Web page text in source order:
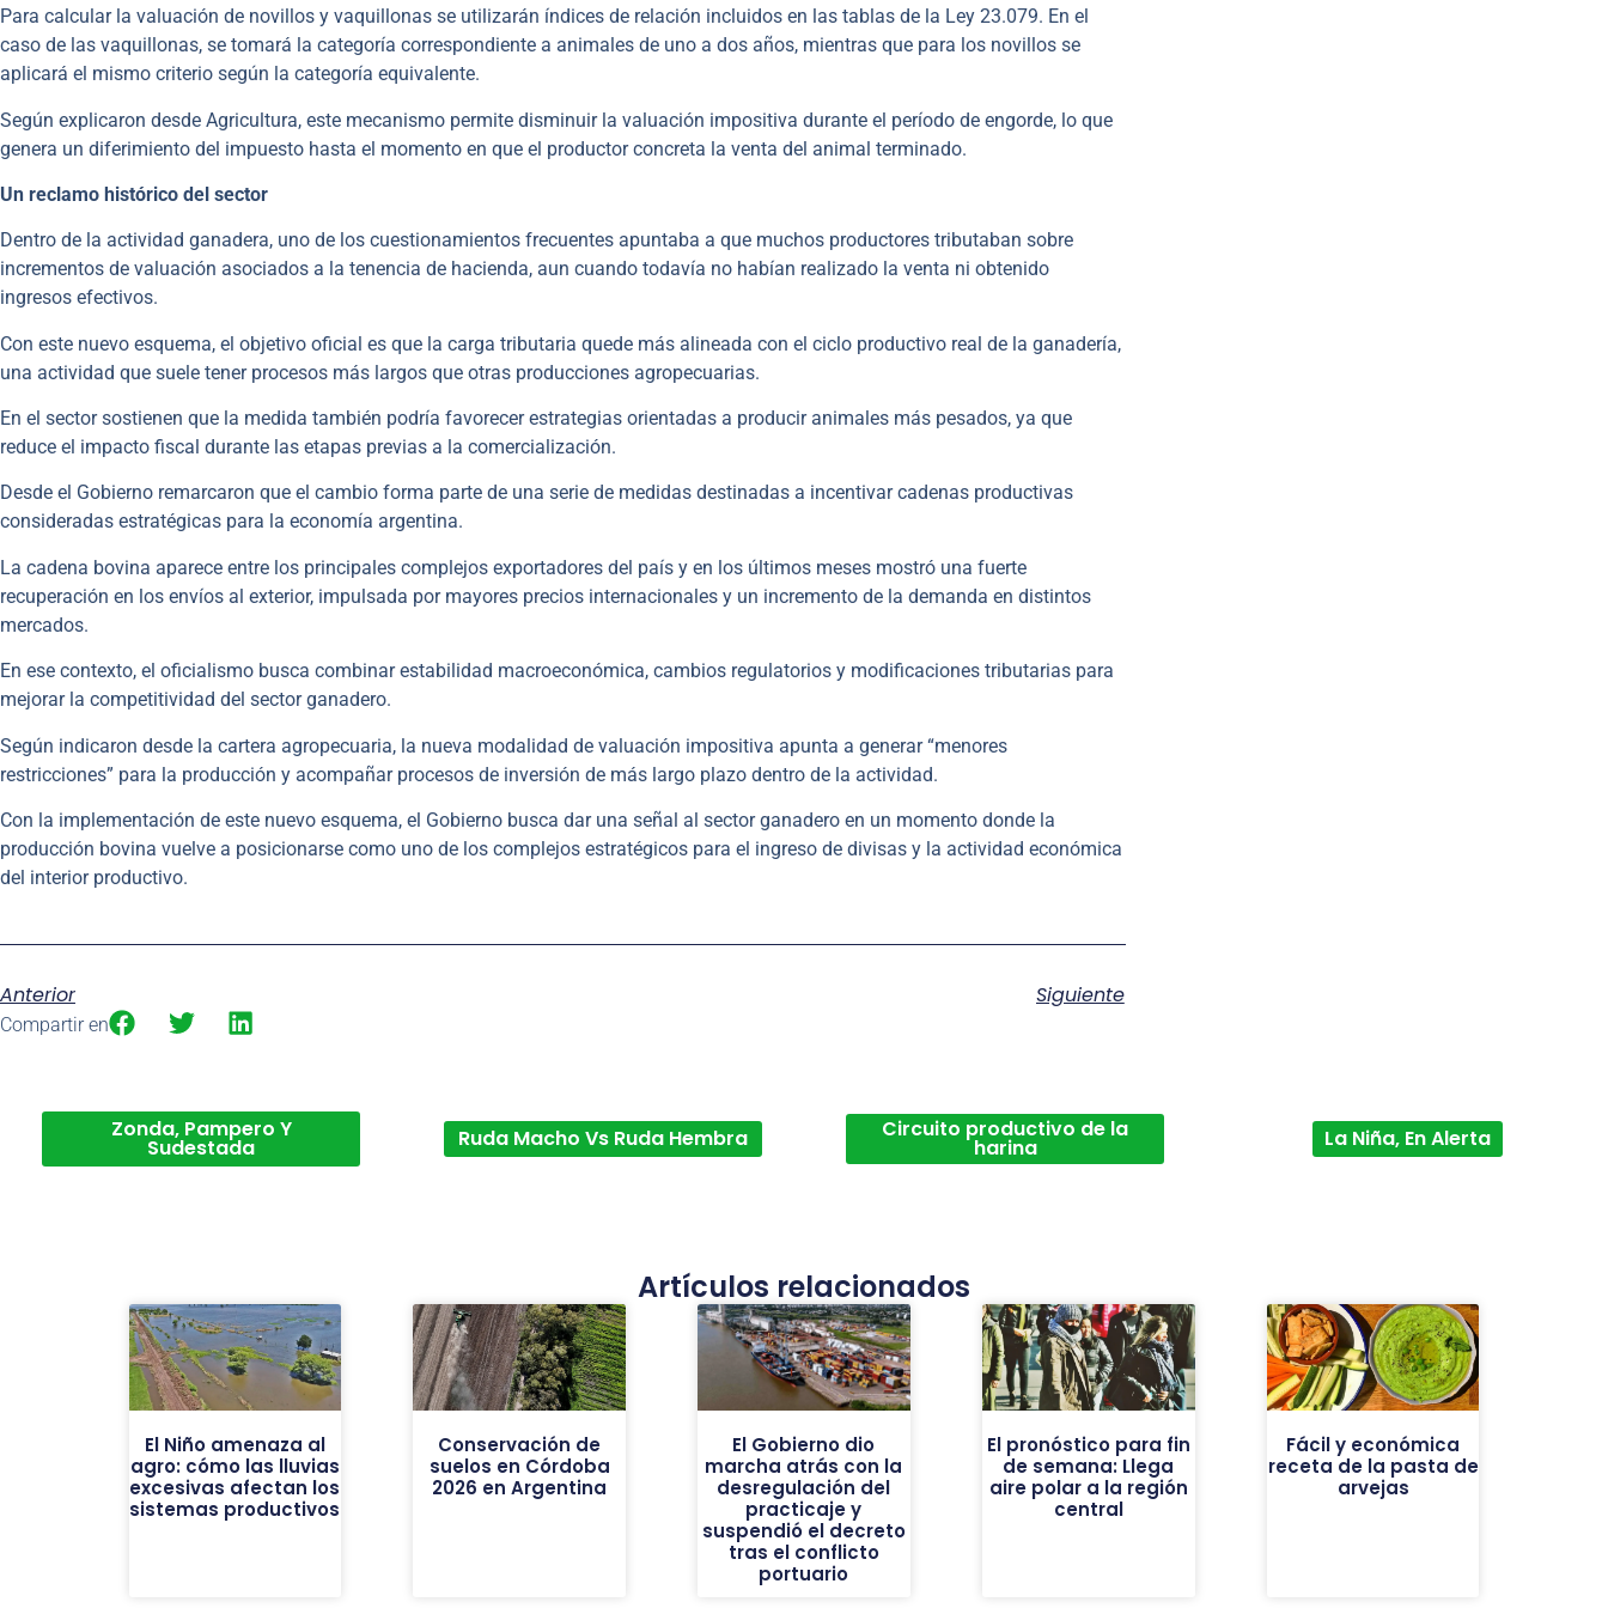
Para calcular la valuación de novillos y vaquillonas se utilizarán índices de relación incluidos en las tablas de la Ley 23.079. En el
caso de las vaquillonas, se tomará la categoría correspondiente a animales de uno a dos años, mientras que para los novillos se
aplicará el mismo criterio según la categoría equivalente.
Según explicaron desde Agricultura, este mecanismo permite disminuir la valuación impositiva durante el período de engorde, lo que
genera un diferimiento del impuesto hasta el momento en que el productor concreta la venta del animal terminado.
Un reclamo histórico del sector
Dentro de la actividad ganadera, uno de los cuestionamientos frecuentes apuntaba a que muchos productores tributaban sobre
incrementos de valuación asociados a la tenencia de hacienda, aun cuando todavía no habían realizado la venta ni obtenido
ingresos efectivos.
Con este nuevo esquema, el objetivo oficial es que la carga tributaria quede más alineada con el ciclo productivo real de la ganadería,
una actividad que suele tener procesos más largos que otras producciones agropecuarias.
En el sector sostienen que la medida también podría favorecer estrategias orientadas a producir animales más pesados, ya que
reduce el impacto fiscal durante las etapas previas a la comercialización.
Desde el Gobierno remarcaron que el cambio forma parte de una serie de medidas destinadas a incentivar cadenas productivas
consideradas estratégicas para la economía argentina.
La cadena bovina aparece entre los principales complejos exportadores del país y en los últimos meses mostró una fuerte
recuperación en los envíos al exterior, impulsada por mayores precios internacionales y un incremento de la demanda en distintos
mercados.
En ese contexto, el oficialismo busca combinar estabilidad macroeconómica, cambios regulatorios y modificaciones tributarias para
mejorar la competitividad del sector ganadero.
Según indicaron desde la cartera agropecuaria, la nueva modalidad de valuación impositiva apunta a generar “menores
restricciones” para la producción y acompañar procesos de inversión de más largo plazo dentro de la actividad.
Con la implementación de este nuevo esquema, el Gobierno busca dar una señal al sector ganadero en un momento donde la
producción bovina vuelve a posicionarse como uno de los complejos estratégicos para el ingreso de divisas y la actividad económica
del interior productivo.
Anterior Siguiente
Compartir en
Zonda, Pampero Y
Sudestada Ruda Macho Vs Ruda Hembra Circuito productivo de la
harina La Niña, En Alerta
Artículos relacionados
El Niño amenaza al
agro: cómo las lluvias
excesivas afectan los
sistemas productivos
Conservación de
suelos en Córdoba
2026 en Argentina
El Gobierno dio
marcha atrás con la
desregulación del
practicaje y
suspendió el decreto
tras el conflicto
portuario
El pronóstico para fin
de semana: Llega
aire polar a la región
central
Fácil y económica
receta de la pasta de
arvejas